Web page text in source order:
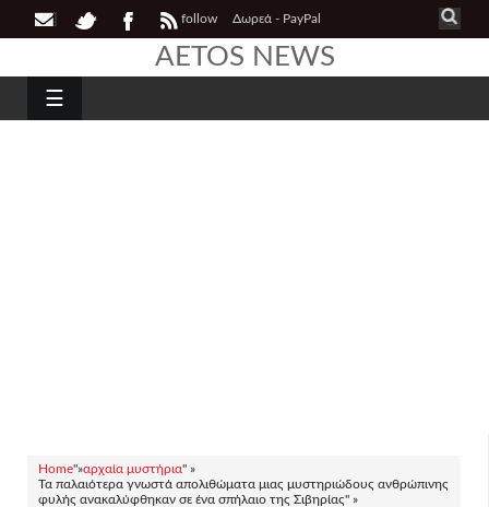
follow Δωρεά - PayPal
AETOS NEWS
☰
Home"»αρχαία μυστήρια" »
Τα παλαιότερα γνωστά απολιθώματα μιας μυστηριώδους ανθρώπινης
φυλής ανακαλύφθηκαν σε ένα σπήλαιο της Σιβηρίας" »